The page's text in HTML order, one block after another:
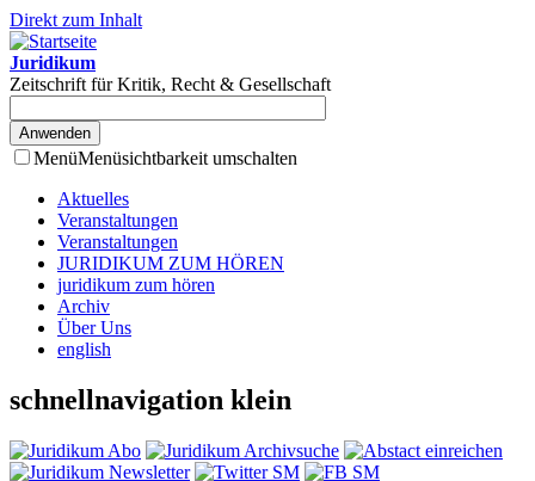
Direkt zum Inhalt
Juridikum
Zeitschrift für Kritik, Recht & Gesellschaft
MenüMenüsichtbarkeit umschalten
Aktuelles
Veranstaltungen
Veranstaltungen
JURIDIKUM ZUM HÖREN
juridikum zum hören
Archiv
Über Uns
english
schnellnavigation klein